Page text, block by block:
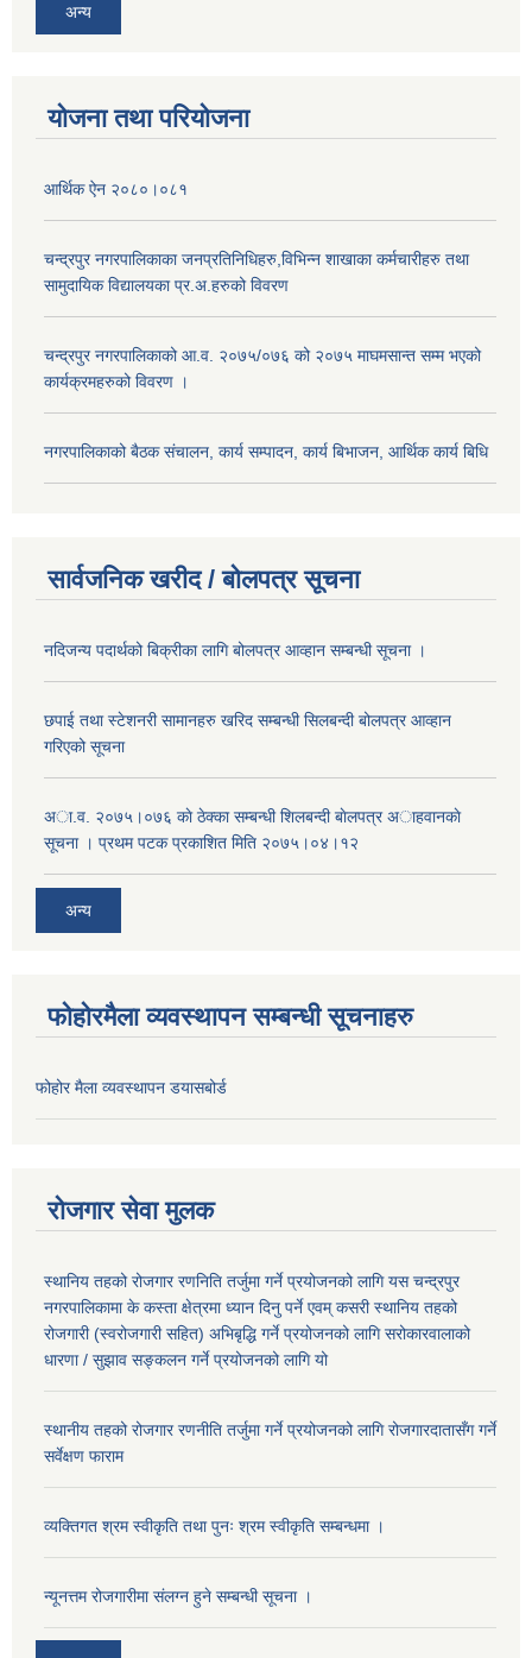
अन्य
योजना तथा परियोजना
आर्थिक ऐन २०८०।०८१
चन्द्रपुर नगरपालिकाका जनप्रतिनिधिहरु,विभिन्न शाखाका कर्मचारीहरु तथा
सामुदायिक विद्यालयका प्र.अ.हरुको विवरण
चन्द्रपुर नगरपालिकाको आ.व. २०७५/०७६ को २०७५ माघमसान्त सम्म भएको
कार्यक्रमहरुको विवरण ।
नगरपालिकाको बैठक संचालन, कार्य सम्पादन, कार्य बिभाजन, आर्थिक कार्य बिधि
सार्वजनिक खरीद / बोलपत्र सूचना
नदिजन्य पदार्थको बिक्रीका लागि बोलपत्र आव्हान सम्बन्धी सूचना ।
छपाई तथा स्टेशनरी सामानहरु खरिद सम्बन्धी सिलबन्दी बोलपत्र आव्हान
गरिएको सूचना
अा.व. २०७५।०७६ काे ठेक्का सम्बन्धी शिलबन्दी बाेलपत्र अाहवानकाे
सूचना । प्रथम पटक प्रकाशित मिति २०७५।०४।१२
अन्य
फोहोरमैला व्यवस्थापन सम्बन्धी सूचनाहरु
फोहोर मैला व्यवस्थापन डयासबोर्ड
रोजगार सेवा मुलक
स्थानिय तहको रोजगार रणनिति तर्जुमा गर्ने प्रयोजनको लागि यस चन्द्रपुर
नगरपालिकामा के कस्ता क्षेत्रमा ध्यान दिनु पर्ने एवम् कसरी स्थानिय तहको
रोजगारी (स्वरोजगारी सहित) अभिबृद्धि गर्ने प्रयोजनको लागि सरोकारवालाको
धारणा / सुझाव सङ्कलन गर्ने प्रयोजनको लागि यो
स्थानीय तहको रोजगार रणनीति तर्जुमा गर्ने प्रयोजनको लागि रोजगारदातासँग गर्ने
सर्वेक्षण फाराम
व्यक्तिगत श्रम स्वीकृति तथा पुनः श्रम स्वीकृति सम्बन्धमा ।
न्यूनत्तम रोजगारीमा संलग्न हुने सम्बन्धी सूचना ।